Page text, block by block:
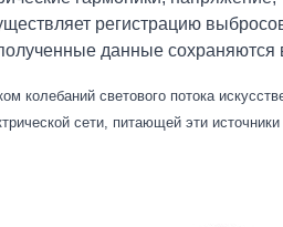
регистрацию
данные сохраняются
колебаний светового потока
сети, питающей эти